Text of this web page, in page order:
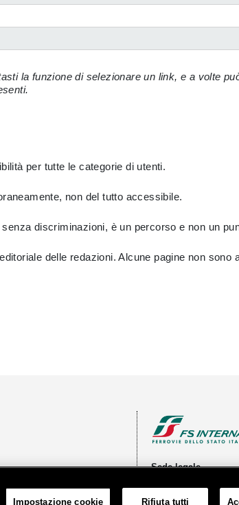
la funzione di selezionare un link, e a volte
per tutte le categorie di utenti.
non del tutto accessibile.
discriminazioni, è un percorso e non un
delle redazioni. Alcune pagine non sono
Sede legale
Piazza della Croce
Impostazione cookie Rifiuta tutti